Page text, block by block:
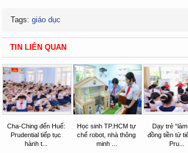
Tags: giáo dục
TIN LIÊN QUAN
Cha-Ching đến Huế:
Prudential tiếp tục
hành t...
Học sinh TP.HCM tự
chế robot, nhà thông
minh ...
Dạy trẻ
đồng tiền từ
Pru...